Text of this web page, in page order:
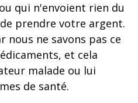
qui n'envoient rien du
prendre votre argent.
nous ne savons pas ce
et cela
malade ou lui
de santé.